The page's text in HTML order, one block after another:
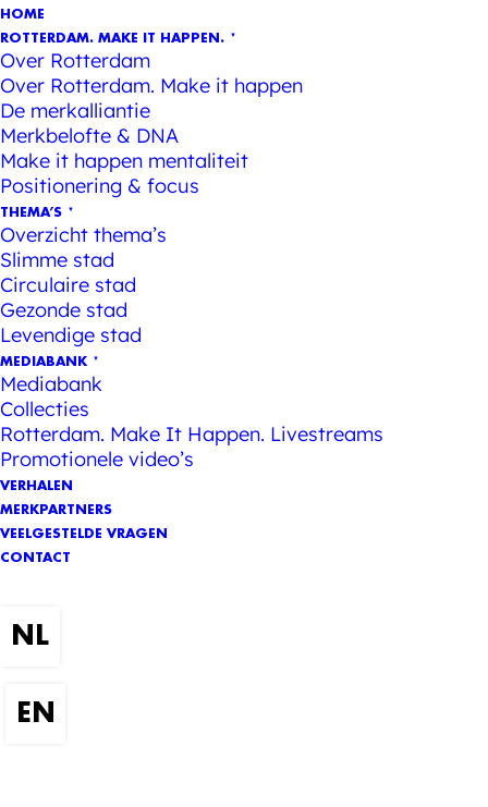
HOME
ROTTERDAM. MAKE IT HAPPEN.
Over Rotterdam
Over Rotterdam. Make it happen
De merkalliantie
Merkbelofte & DNA
Make it happen mentaliteit
Positionering & focus
THEMA’S
Overzicht thema’s
Slimme stad
Circulaire stad
Gezonde stad
Levendige stad
MEDIABANK
Mediabank
Collecties
Rotterdam. Make It Happen. Livestreams
Promotionele video’s
VERHALEN
MERKPARTNERS
VEELGESTELDE VRAGEN
CONTACT